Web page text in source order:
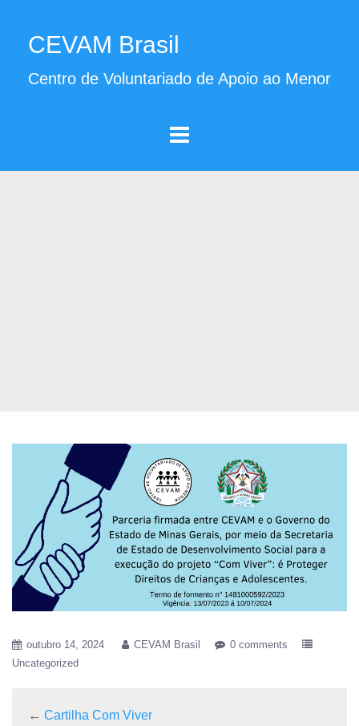
CEVAM Brasil
Centro de Voluntariado de Apoio ao Menor
outubro 14, 2024 CEVAM Brasil
0 comments
Uncategorized
← Cartilha Com Viver